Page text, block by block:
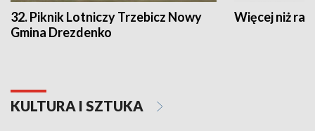
32. Piknik Lotniczy Trzebicz Nowy
Gmina Drezdenko
Więcej niż rajd
KULTURA I SZTUKA